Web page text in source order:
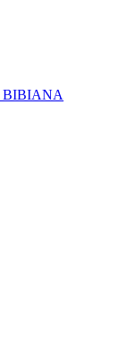
BIBIANA